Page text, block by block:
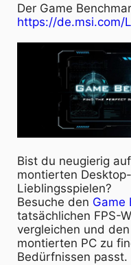
Der Game
https://de.msi.com/
Bist du neugierig
montierten
Lieblingsspielen?
Besuche den Game
tatsächlichen FPS-
vergleichen und
montierten PC zu
Bedürfnissen passt.